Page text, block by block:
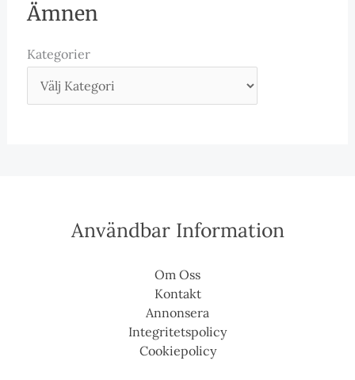
Ämnen
Kategorier
Användbar Information
Om Oss
Kontakt
Annonsera
Integritetspolicy
Cookiepolicy